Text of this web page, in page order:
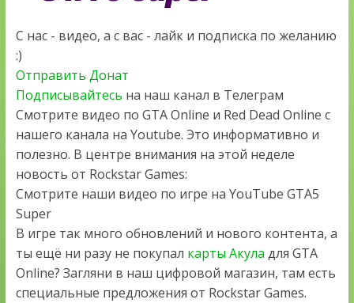
С нас - видео, а с вас - лайк и подписка по желанию
:)
Отправить Донат
Подписывайтесь на наш канал в Телеграм
Смотрите видео по GTA Online и Red Dead Online с
нашего канала на Youtube. Это информативно и
полезно. В центре внимания на этой неделе
новость от Rockstar Games:
Смотрите наши видео по игре на YouTube GTA5
Super
В игре так много обновлений и нового контента, а
ты ещё ни разу не покупал карты Акула для GTA
Online? Загляни в наш цифровой магазин, там есть
специальные предложения от Rockstar Games.